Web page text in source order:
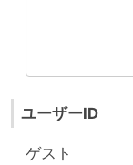
ユーザーID
ゲスト